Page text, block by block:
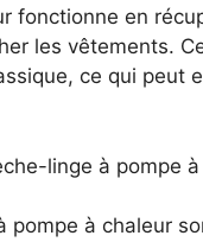
fonctionne en
les vêtements.
ce qui peut
linge à pompe
pompe à chaleur